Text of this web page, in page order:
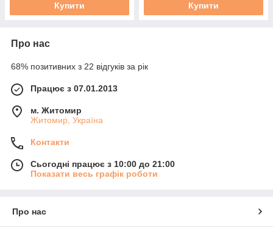
Купити Купити
Про нас
68% позитивних з 22 відгуків за рік
Працює з 07.01.2013
м. Житомир
Житомир, Україна
Контакти
Сьогодні працює з 10:00 до 21:00
Показати весь графік роботи
Про нас